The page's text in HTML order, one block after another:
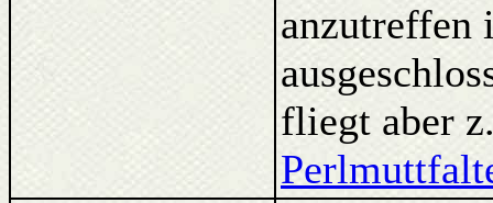
anzutreffen
fliegt aber